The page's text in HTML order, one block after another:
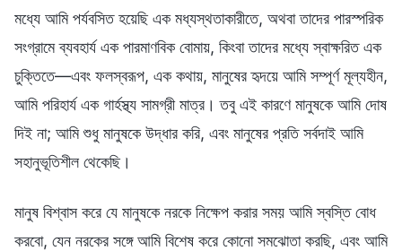
মধ্যে আমি পর্যবসিত হয়েছি এক মধ্যস্থতাকারীতে, অথবা তাদের পারস্পরিক
সংগ্রামে ব্যবহার্য এক পারমাণবিক বোমায়, কিংবা তাদের মধ্যে স্বাক্ষরিত এক
চুক্তিতে—এবং ফলস্বরূপ, এক কথায়, মানুষের হৃদয়ে আমি সম্পূর্ণ মূল্যহীন,
আমি পরিহার্য এক গার্হস্থ্য সামগ্রী মাত্র। তবু এই কারণে মানুষকে আমি দোষ
দিই না; আমি শুধু মানুষকে উদ্ধার করি, এবং মানুষের প্রতি সর্বদাই আমি
সহানুভূতিশীল থেকেছি।
মানুষ বিশ্বাস করে যে মানুষকে নরকে নিক্ষেপ করার সময় আমি স্বস্তি বোধ
করবো, যেন নরকের সঙ্গে আমি বিশেষ করে কোনো সমঝোতা করছি, এবং আমি